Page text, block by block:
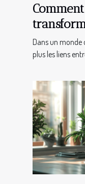
ligne
Dans un monde
plus les liens